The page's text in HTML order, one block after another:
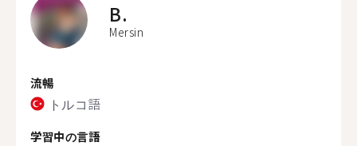
B.
Mersin
流暢
トルコ語
学習中の言語